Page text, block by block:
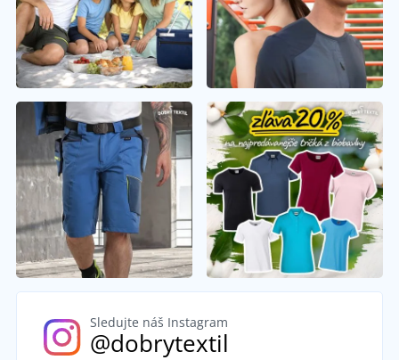
Sledujte náš Instagram
@dobrytextil